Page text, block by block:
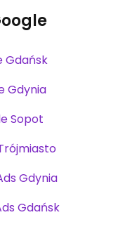
Gdańsk
Gdynia
Sopot
Gdynia
Gdańsk